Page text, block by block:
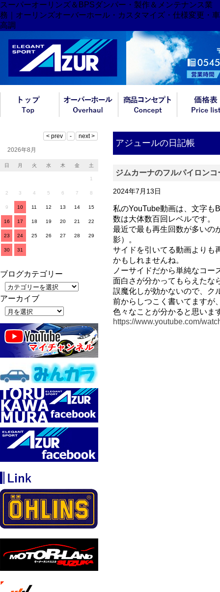
スーパーオーリンズ＆BPSダンパー・製作＆メンテナンス業
務｜オーリンズオーバーホール・カスタマイズ・仕様変更・車
高調
アジュールの日記帳
ジムカーナのフルパイロン
2024年7月13日
私のYouTube動画は、文字も
数は大体数百回レベルです。
最近で最も再生回数が多いの
影）。
サイドを引いてる動画よりも
かもしれませんね。
ノーサイドだから単純なコ
面白さが分かってもらえたな
誤魔化しが効かないので、ク
前からしつこく書いてますが
色々なことが分かると思いま
https://www.youtube.com/
2026年8月
日 月 火 水 木 金 土
1
2 3 4 5 6 7 8
9 10 11 12 13 14 15
16 17 18 19 20 21 22
23 24 25 26 27 28 29
30 31
ブログカテゴリー
アーカイブ